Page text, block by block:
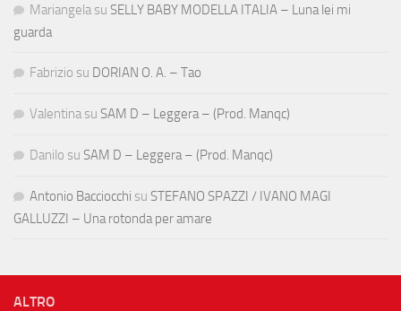
Mariangela su SELLY BABY MODELLA ITALIA – Luna lei mi
guarda
Fabrizio su DORIAN O. A. – Tao
Valentina su SAM D – Leggera – (Prod. Manqc)
Danilo su SAM D – Leggera – (Prod. Manqc)
Antonio Bacciocchi su STEFANO SPAZZI / IVANO MAGI
GALLUZZI – Una rotonda per amare
ALTRO